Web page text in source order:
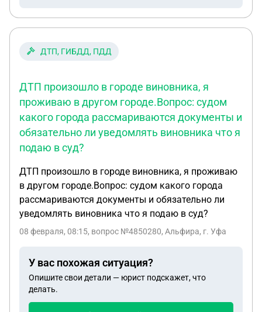
какие статьи ссылаться ? PS: Вариант отдать
экземпляр даже не подписали ) но 12 января
Благодарю за ответ.
ДТП, ГИБДД, ПДД
ДТП произошло в городе виновника, я
проживаю в другом городе.Вопрос: судом
какого города рассмариваются документы и
обязательно ли уведомлять виновника что я
подаю в суд?
ДТП произошло в городе виновника, я проживаю
в другом городе.Вопрос: судом какого города
рассмариваются документы и обязательно ли
уведомлять виновника что я подаю в суд?
08 февраля, 08:15, вопрос №4850280, Альфира, г. Уфа
У вас похожая ситуация?
Опишите свои детали — юрист подскажет, что
делать.